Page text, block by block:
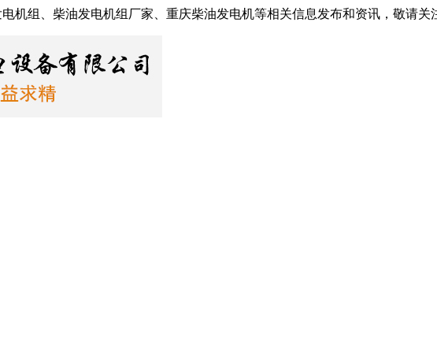
机组、柴油发电机组厂家、重庆柴油发电机等相关信息发布和资讯，敬请关